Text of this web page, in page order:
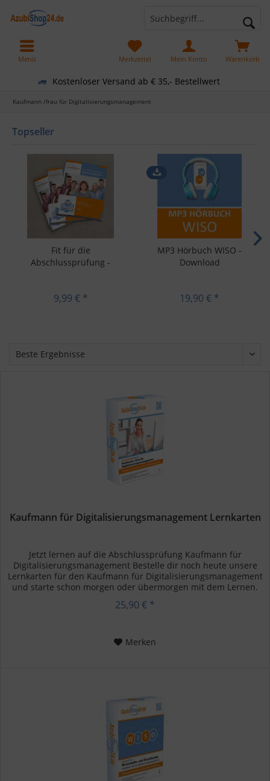
Kostenloser Versand ab € 35,- Bestellwert
Warenkorb
Merkzettel Mein Konto
Menü
Kaufmann /frau für Digitalisierungsmanagement
Topseller
Fit für die
Abschlussprüfung -
9,99 € *
MP3 Hörbuch WISO -
Download
19,90 € *
Kaufmann für Digitalisierungsmanagement Lernkarten
Jetzt lernen auf die Abschlussprüfung Kaufmann für
Digitalisierungsmanagement Bestelle dir noch heute unsere
Lernkarten für den Kaufmann für Digitalisierungsmanagement
und starte schon morgen oder übermorgen mit dem Lernen.
Bei diesem...
25,90 € *
Merken